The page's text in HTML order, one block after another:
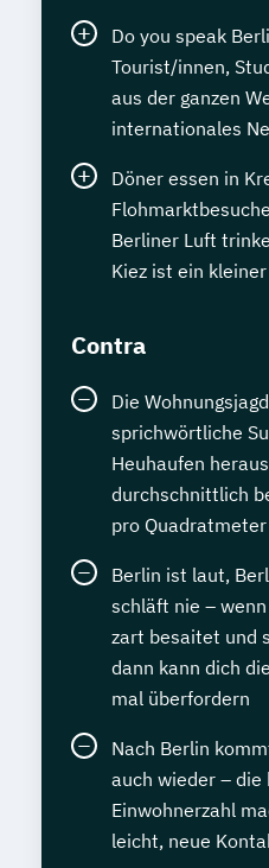
Do you speak
Tourist/innen,
aus der ganzen
internationales
Döner essen in
Berliner Luft
Kiez ist ein
Contra
Die
sprichwörtliche
Heuhaufen
durchschnittlich
pro Quadratmeter
Berlin ist laut,
schläft nie –
zart besaitet und
dann kann dich
mal überfordern
Nach Berlin
auch wieder –
Einwohnerzahl
leicht, neue